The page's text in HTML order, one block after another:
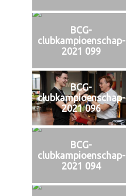
BCG-
clubkampioenschap-
2021 099
BCG-
clubkampioenschap-
2021 096
BCG-
clubkampioenschap-
2021 094